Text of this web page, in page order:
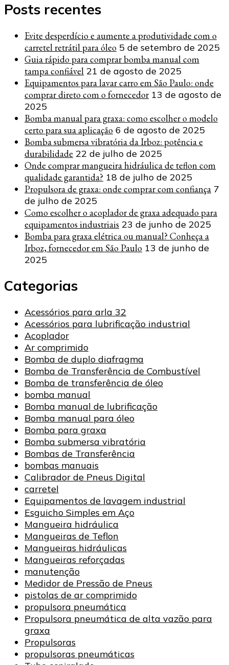
Posts recentes
Evite desperdício e aumente a produtividade com o
carretel retrátil para óleo 5 de setembro de 2025
Guia rápido para comprar bomba manual com
tampa confiável 21 de agosto de 2025
Equipamentos para lavar carro em São Paulo: onde
comprar direto com o fornecedor 13 de agosto de
2025
Bomba manual para graxa: como escolher o modelo
certo para sua aplicação 6 de agosto de 2025
Bomba submersa vibratória da Irboz: potência e
durabilidade 22 de julho de 2025
Onde comprar mangueira hidráulica de teflon com
qualidade garantida? 18 de julho de 2025
Propulsora de graxa: onde comprar com confiança 7
de julho de 2025
Como escolher o acoplador de graxa adequado para
equipamentos industriais 23 de junho de 2025
Bomba para graxa elétrica ou manual? Conheça a
Irboz, fornecedor em São Paulo 13 de junho de
2025
Categorias
Acessórios para arla 32
Acessórios para lubrificação industrial
Acoplador
Ar comprimido
Bomba de duplo diafragma
Bomba de Transferência de Combustível
Bomba de transferência de óleo
bomba manual
Bomba manual de lubrificação
Bomba manual para óleo
Bomba para graxa
Bomba submersa vibratória
Bombas de Transferência
bombas manuais
Calibrador de Pneus Digital
carretel
Equipamentos de lavagem industrial
Esguicho Simples em Aço
Mangueira hidráulica
Mangueiras de Teflon
Mangueiras hidráulicas
Mangueiras reforçadas
manutenção
Medidor de Pressão de Pneus
pistolas de ar comprimido
propulsora pneumática
Propulsora pneumática de alta vazão para
graxa
Propulsoras
propulsoras pneumáticas